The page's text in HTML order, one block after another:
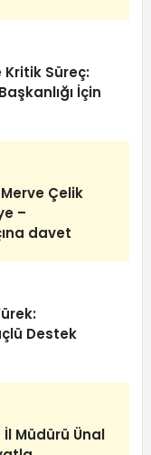
Kritik Süreç:
İçin
Çelik
–
davet
Destek
Müdürü Ünal